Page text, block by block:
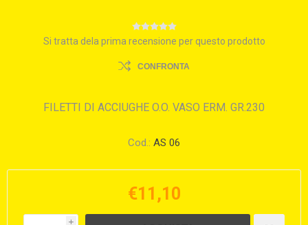
Si tratta dela prima recensione per questo prodotto
CONFRONTA
FILETTI DI ACCIUGHE O.O. VASO ERM. GR.230
Cod.: AS 06
€11,10
i